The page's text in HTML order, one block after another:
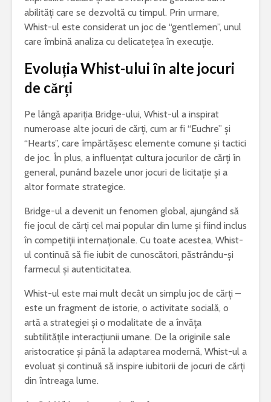
abilități care se dezvoltă cu timpul. Prin urmare,
Whist-ul este considerat un joc de “gentlemen”, unul
care îmbină analiza cu delicatețea în execuție.
Evoluția Whist-ului în alte jocuri
de cărți
Pe lângă apariția Bridge-ului, Whist-ul a inspirat
numeroase alte jocuri de cărți, cum ar fi “Euchre” și
“Hearts”, care împărtășesc elemente comune și tactici
de joc. În plus, a influențat cultura jocurilor de cărți în
general, punând bazele unor jocuri de licitație și a
altor formate strategice.
Bridge-ul a devenit un fenomen global, ajungând să
fie jocul de cărți cel mai popular din lume și fiind inclus
în competiții internaționale. Cu toate acestea, Whist-
ul continuă să fie iubit de cunoscători, păstrându-și
farmecul și autenticitatea.
Whist-ul este mai mult decât un simplu joc de cărți –
este un fragment de istorie, o activitate socială, o
artă a strategiei și o modalitate de a învăța
subtilitățile interacțiunii umane. De la originile sale
aristocratice și până la adaptarea modernă, Whist-ul a
evoluat și continuă să inspire iubitorii de jocuri de cărți
din întreaga lume.